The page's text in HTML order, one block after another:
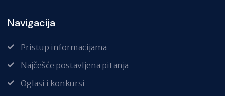
Navigacija
Pristup informacijama
Najčešće postavljena pitanja
Oglasi i konkursi